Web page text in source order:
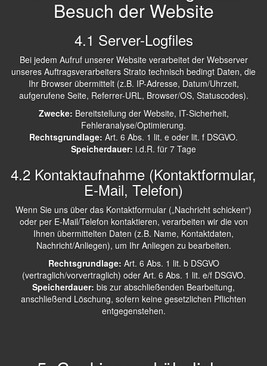
Besuch der Website
4.1 Server-Logfiles
Bei jedem Aufruf unserer Website verarbeitet der Webserver
unseres Auftragsverarbeiters Strato technisch bedingt Daten, die
Ihr Browser übermittelt (z.B. IP-Adresse, Datum/Uhrzeit,
aufgerufene Seite, Referrer-URL, Browser/OS, Statuscodes).
Zwecke: Bereitstellung der Website, IT-Sicherheit,
Fehleranalyse/Optimierung.
Rechtsgrundlage: Art. 6 Abs. 1 lit. e oder lit. f DSGVO.
Speicherdauer: i.d.R. für 7 Tage
4.2 Kontaktaufnahme (Kontaktformular,
E-Mail, Telefon)
Wenn Sie uns über das Kontaktformular („Nachricht schicken“)
oder per E-Mail/Telefon kontaktieren, verarbeiten wir die von
Ihnen übermittelten Daten (z.B. Name, Kontaktdaten,
Nachricht/Anliegen), um Ihr Anliegen zu bearbeiten.
Rechtsgrundlage: Art. 6 Abs. 1 lit. b DSGVO
(vertraglich/vorvertraglich) oder Art. 6 Abs. 1 lit. e/f DSGVO.
Speicherdauer: bis zur abschließenden Bearbeitung,
anschließend Löschung, sofern keine gesetzlichen Pflichten
entgegenstehen.